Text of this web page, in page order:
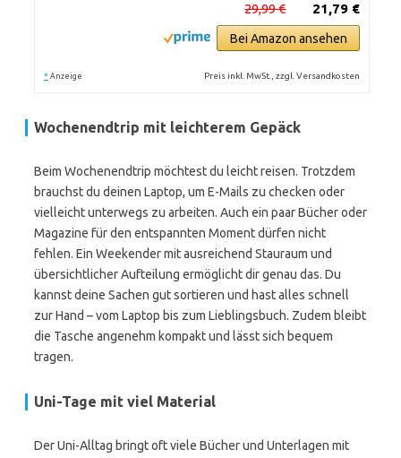
21,79 €
29,99 €
Bei Amazon ansehen
* Anzeige Preis inkl. MwSt., zzgl. Versandkosten
Wochenendtrip mit leichterem Gepäck
Beim Wochenendtrip möchtest du leicht reisen. Trotzdem
brauchst du deinen Laptop, um E-Mails zu checken oder
vielleicht unterwegs zu arbeiten. Auch ein paar Bücher oder
Magazine für den entspannten Moment dürfen nicht
fehlen. Ein Weekender mit ausreichend Stauraum und
übersichtlicher Aufteilung ermöglicht dir genau das. Du
kannst deine Sachen gut sortieren und hast alles schnell
zur Hand – vom Laptop bis zum Lieblingsbuch. Zudem bleibt
die Tasche angenehm kompakt und lässt sich bequem
tragen.
Uni-Tage mit viel Material
Der Uni-Alltag bringt oft viele Bücher und Unterlagen mit